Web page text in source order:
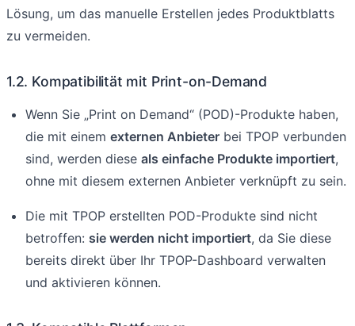
Lösung, um das manuelle Erstellen jedes Produktblatts
zu vermeiden.
1.2. Kompatibilität mit Print-on-Demand
Wenn Sie „Print on Demand“ (POD)-Produkte haben,
die mit einem externen Anbieter bei TPOP verbunden
sind, werden diese als einfache Produkte importiert,
ohne mit diesem externen Anbieter verknüpft zu sein.
Die mit TPOP erstellten POD-Produkte sind nicht
betroffen: sie werden nicht importiert, da Sie diese
bereits direkt über Ihr TPOP-Dashboard verwalten
und aktivieren können.